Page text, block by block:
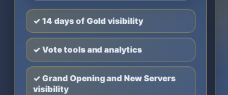
✓ 14 days of Gold visibility
✓ Vote tools and analytics
✓ Grand Opening and New Servers
visibility